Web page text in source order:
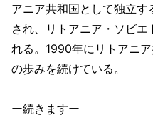
アニア共和国として独立
され、リトアニア・ソビ
れる。1990年にリトアニ
の歩みを続けている。
ー続きますー